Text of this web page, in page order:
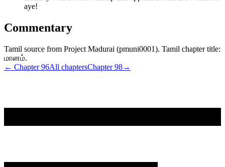
aye!
Commentary
Tamil source from Project Madurai (pmuni0001). Tamil chapter title:
மானம்.
← Chapter96All chaptersChapter98→